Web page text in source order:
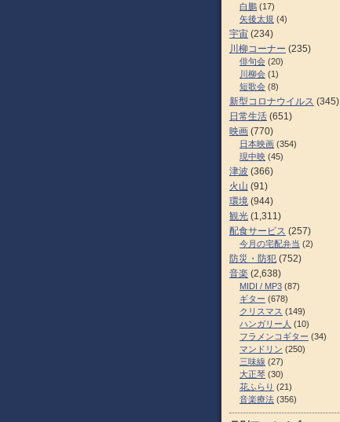
白鵬 (17)
矢後太規 (4)
宇宙 (234)
川柳コーナー (235)
俳句会 (20)
川柳会 (1)
短歌会 (8)
新型コロナウイルス (345)
日常生活 (651)
映画 (770)
日本映画 (354)
現中映 (45)
津波 (366)
火山 (91)
環境 (944)
観光 (1,311)
配食サービス (257)
今月の宅配弁当 (2)
防災・防犯 (752)
音楽 (2,638)
MIDI / MP3 (87)
ギター (678)
クリスマス (149)
ハンガリー人 (10)
フラメンコギター (34)
マンドリン (250)
三味線 (27)
大正琴 (30)
花ふらり (21)
音楽療法 (356)